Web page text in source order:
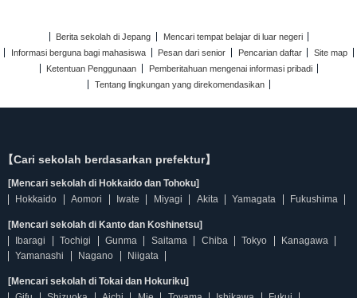
Berita sekolah di Jepang
Mencari tempat belajar di luar negeri
Informasi berguna bagi mahasiswa
Pesan dari senior Pencarian daftar
Site map
Ketentuan Penggunaan
Pemberitahuan mengenai informasi pribadi
Tentang lingkungan yang direkomendasikan
【Cari sekolah berdasarkan prefektur】
[Mencari sekolah di Hokkaido dan Tohoku]
Hokkaido
Aomori Iwate Miyagi Akita Yamagata Fukushima
[Mencari sekolah di Kanto dan Koshinetsu]
Ibaragi
Tochigi Gunma Saitama Chiba Tokyo
Kanagawa
Yamanashi
Nagano Niigata
[Mencari sekolah di Tokai dan Hokuriku]